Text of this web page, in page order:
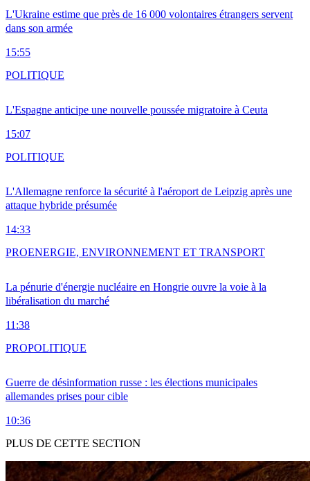
L'Ukraine estime que près de 16 000 volontaires étrangers servent
dans son armée
15:55
L'Espagne anticipe une nouvelle poussée migratoire à Ceuta
15:07
POLITIQUE
L'Allemagne renforce la sécurité à l'aéroport de Leipzig après une
attaque hybride présumée
14:33
POLITIQUE
La pénurie d'énergie nucléaire en Hongrie ouvre la voie à la
libéralisation du marché
11:38
PROENERGIE, ENVIRONNEMENT ET TRANSPORT
Guerre de désinformation russe : les élections municipales
allemandes prises pour cible
10:36
PROPOLITIQUE
PLUS DE CETTE SECTION